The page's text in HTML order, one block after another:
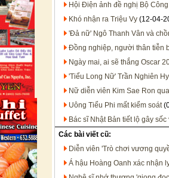
Hội Điện ảnh đề nghị Bộ
Khó nhận ra Triệu Vy (12-04-
'Đả nữ' Ngô Thanh Vân và
Đồng nghiệp, người thân tiễn
Ngày mai, ai sẽ thắng Oscar
'Tiểu Long Nữ' Trần Nghiên
Nữ diễn viên Kim Sae Ron
Uông Tiểu Phi mất kiểm soát
Bác sĩ Nhật Bản tiết lộ gây
Các bài viết cũ:
Diễn viên 'Trò chơi vương
Á hậu Hoàng Oanh xác nhận